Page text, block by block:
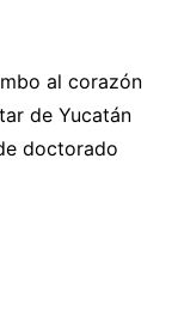
al corazón
de Yucatán
doctorado